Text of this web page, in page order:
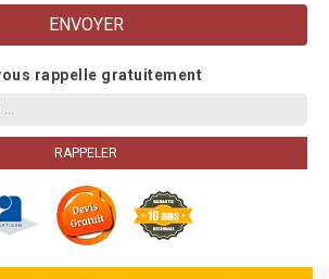
rappelle gratuitement